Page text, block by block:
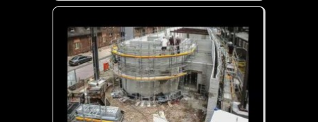
Eine tolle Zusammenstellung von lustigen